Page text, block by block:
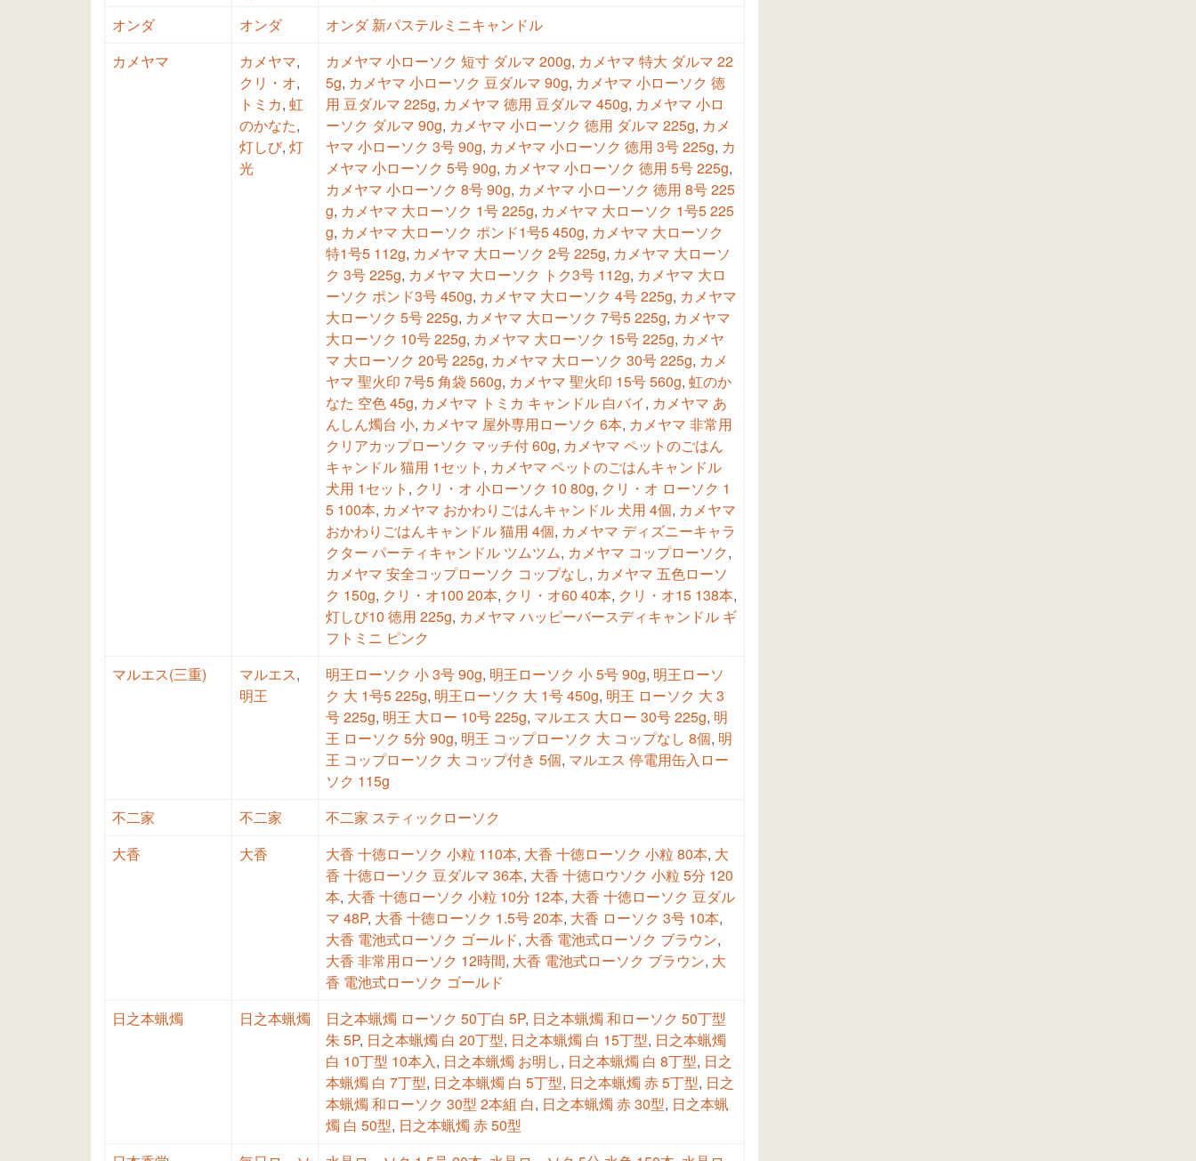
オンダ
オンダ
オンダ 新パステルミニキャンドル
カメヤマ
カメヤマ,
クリ・オ,
トミカ, 虹
のかなた,
灯しび, 灯
光
カメヤマ 小ローソク 短寸 ダルマ 200g, カメヤマ 特大 ダルマ 22
5g, カメヤマ 小ローソク 豆ダルマ 90g, カメヤマ 小ローソク 徳
用 豆ダルマ 225g, カメヤマ 徳用 豆ダルマ 450g, カメヤマ 小ロ
ーソク ダルマ 90g, カメヤマ 小ローソク 徳用 ダルマ 225g, カメ
ヤマ 小ローソク 3号 90g, カメヤマ 小ローソク 徳用 3号 225g, カ
メヤマ 小ローソク 5号 90g, カメヤマ 小ローソク 徳用 5号 225g,
カメヤマ 小ローソク 8号 90g, カメヤマ 小ローソク 徳用 8号 225
g, カメヤマ 大ローソク 1号 225g, カメヤマ 大ローソク 1号5 225
g, カメヤマ 大ローソク ポンド1号5 450g, カメヤマ 大ローソク
特1号5 112g, カメヤマ 大ローソク 2号 225g, カメヤマ 大ローソ
ク 3号 225g, カメヤマ 大ローソク トク3号 112g, カメヤマ 大ロ
ーソク ポンド3号 450g, カメヤマ 大ローソク 4号 225g, カメヤマ
大ローソク 5号 225g, カメヤマ 大ローソク 7号5 225g, カメヤマ
大ローソク 10号 225g, カメヤマ 大ローソク 15号 225g, カメヤ
マ 大ローソク 20号 225g, カメヤマ 大ローソク 30号 225g, カメ
ヤマ 聖火印 7号5 角袋 560g, カメヤマ 聖火印 15号 560g, 虹のか
なた 空色 45g, カメヤマ トミカ キャンドル 白バイ, カメヤマ あ
んしん燭台 小, カメヤマ 屋外専用ローソク 6本, カメヤマ 非常用
クリアカップローソク マッチ付 60g, カメヤマ ペットのごはん
キャンドル 猫用 1セット , カメヤマ ペットのごはんキャンドル
犬用 1セット , クリ・オ 小ローソク 10 80g, クリ・オ ローソク 1
5 100本, カメヤマ おかわりごはんキャンドル 犬用 4個, カメヤマ
おかわりごはんキャンドル 猫用 4個, カメヤマ ディズニーキャラ
クター パーティキャンドル ツムツム, カメヤマ コップローソク,
カメヤマ 安全コップローソク コップなし, カメヤマ 五色ローソ
ク 150g, クリ・オ100 20本, クリ・オ60 40本, クリ・オ15 138本,
灯しび10 徳用 225g, カメヤマ ハッピーバースディキャンドル ギ
フトミニ ピンク
マルエス(三重)
マルエス,
明王
明王ローソク 小 3号 90g, 明王ローソク 小 5号 90g, 明王ローソ
ク 大 1号5 225g, 明王ローソク 大 1号 450g, 明王 ローソク 大 3
号 225g, 明王 大ロー 10号 225g, マルエス 大ロー 30号 225g, 明
王 ローソク 5分 90g, 明王 コップローソク 大 コップなし 8個, 明
王 コップローソク 大 コップ付き 5個, マルエス 停電用缶入ロー
ソク 115g
不二家
不二家
不二家 スティックローソク
大香
大香 大香 十徳ローソク 小粒 110本, 大香 十徳ローソク 小粒 80本, 大
香 十徳ローソク 豆ダルマ 36本, 大香 十徳ロウソク 小粒 5分 120
本, 大香 十徳ローソク 小粒 10分 12本, 大香 十徳ローソク 豆ダル
マ 48P, 大香 十徳ローソク 1.5号 20本, 大香 ローソク 3号 10本,
大香 電池式ローソク ゴールド, 大香 電池式ローソク ブラウン,
大香 非常用ローソク 12時間, 大香 電池式ローソク ブラウン, 大
香 電池式ローソク ゴールド
日之本蝋燭
日之本蝋燭 日之本蝋燭 ローソク 50丁白 5P, 日之本蝋燭 和ローソク 50丁型
朱 5P, 日之本蝋燭 白 20丁型, 日之本蝋燭 白 15丁型, 日之本蝋燭
白 10丁型 10本入, 日之本蝋燭 お明し, 日之本蝋燭 白 8丁型, 日之
本蝋燭 白 7丁型, 日之本蝋燭 白 5丁型, 日之本蝋燭 赤 5丁型, 日之
本蝋燭 和ローソク 30型 2本組 白, 日之本蝋燭 赤 30型, 日之本蝋
燭 白 50型, 日之本蝋燭 赤 50型